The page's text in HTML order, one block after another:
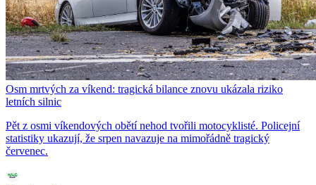
Osm mrtvých za víkend: tragická bilance znovu ukázala riziko
letních silnic
Pět z osmi víkendových obětí nehod tvořili motocyklisté. Policejní
statistiky ukazují, že srpen navazuje na mimořádně tragický
červenec.